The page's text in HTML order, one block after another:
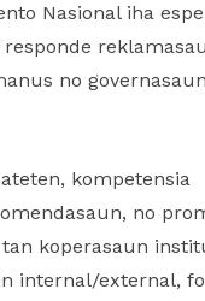
Nasional iha
no governasaun
kompetensia
no
tan koperasaun
internal/external, fo